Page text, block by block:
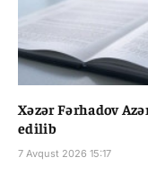
Xəzər Fərhadov
edilib
7 Avqust 2026 15:17